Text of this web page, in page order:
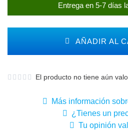
Entrega en 5-7 días
AÑADIR AL
El producto no tiene aún
Más información
¿Tienes un
Tu opinión